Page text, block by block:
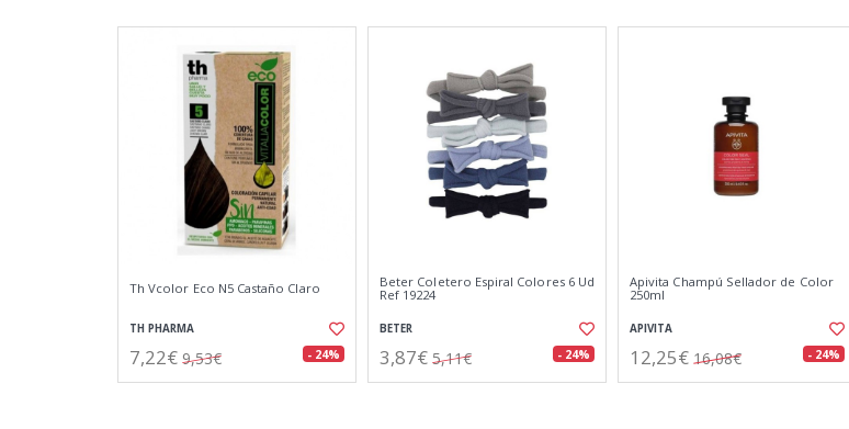
Th Vcolor Eco N5 Castaño Claro
TH PHARMA
7,22€ 9,53€ - 24%
Beter Coletero Espiral Colores 6 Ud
Ref 19224
BETER
3,87€ 5,11€ - 24%
Apivita Champú Sellador de Color
250ml
APIVITA
12,25€ 16,08€ - 24%